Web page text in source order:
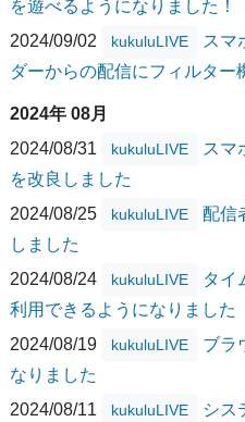
を遊べるようになりました！
2024/09/02
kukuluLIVE
スマ
ダーからの配信にフィルター
2024年 08月
2024/08/31
kukuluLIVE
スマ
を改良しました
2024/08/25
kukuluLIVE
配信
しました
2024/08/24
kukuluLIVE
タイ
利用できるようになりました
2024/08/19
kukuluLIVE
ブラ
なりました
2024/08/11
kukuluLIVE シス